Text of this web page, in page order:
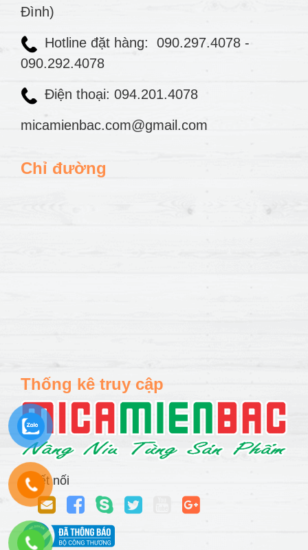
Đình)
Hotline đặt hàng: 090.297.4078 -
090.292.4078
Điện thoại: 094.201.4078
micamienbac.com@gmail.com
Chỉ đường
Thống kê truy cập
Kết nối